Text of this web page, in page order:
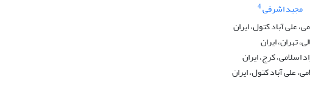
مجید اشرفی4
علی آباد کتول، ایران
تهران، ایران
اسلامی، کرج، ایران
علی آباد کتول، ایران